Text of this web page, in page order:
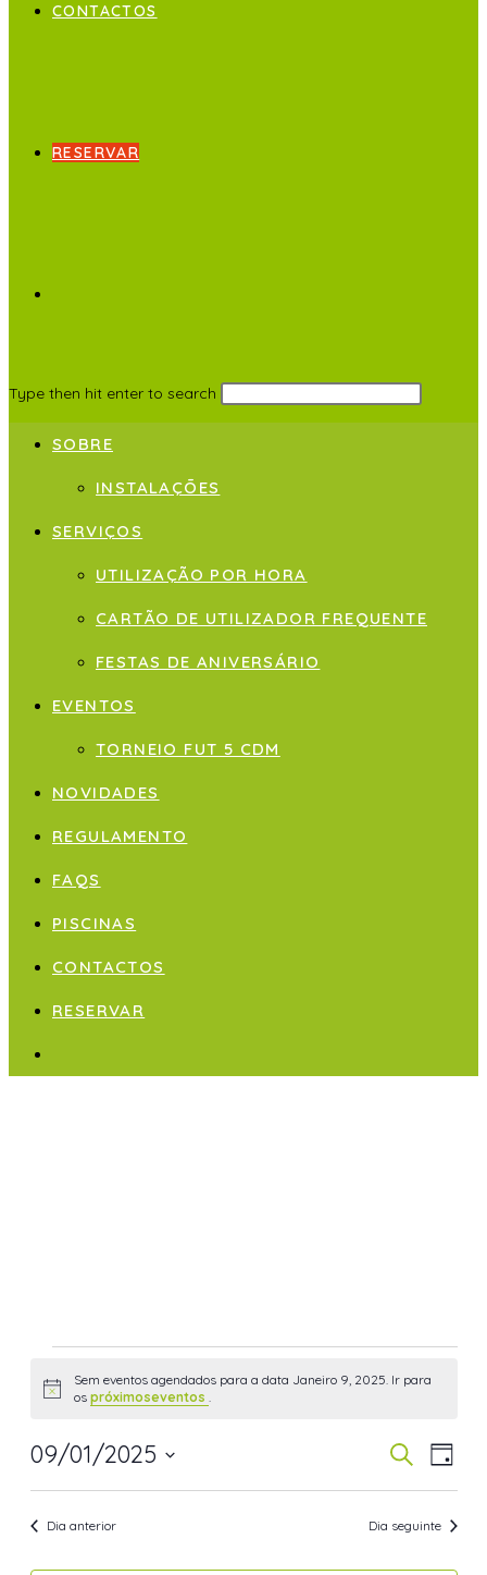
CONTACTOS
RESERVAR
Type then hit enter to search
SOBRE
INSTALAÇÕES
SERVIÇOS
UTILIZAÇÃO POR HORA
CARTÃO DE UTILIZADOR FREQUENTE
FESTAS DE ANIVERSÁRIO
EVENTOS
TORNEIO FUT 5 CDM
NOVIDADES
REGULAMENTO
FAQS
PISCINAS
CONTACTOS
RESERVAR
Aviso
Sem eventos agendados para a data Janeiro 9, 2025. Ir para
os próximoseventos .
de
pesquisa
Pesquisar
de
Dia
09/01/2025
data.
Dia anterior Dia seguinte